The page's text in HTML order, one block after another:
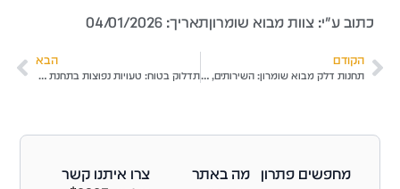
ע"י: צוות מבוא שומרוןתאריך:04/01/2026
הקודם
תחנות דלק מבוא שומרון: השירותים, הפריסה והיתרונות לנהגים תדלוק בטוח: טעויות נפוצות בתחנת דלק ואיך להימנע מהן
מחפשים פתרון מה באתר
צרו איתנו קשר